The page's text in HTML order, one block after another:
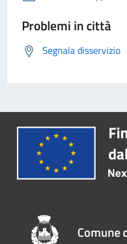
Problemi in città
Segnala disservizio
Comune